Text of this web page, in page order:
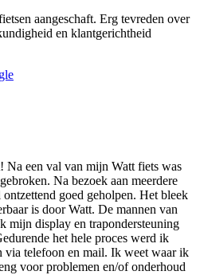
aangeschaft. Erg tevreden over
en klantgerichtheid
Na een val van mijn Watt fiets was
Na bezoek aan meerdere
goed geholpen. Het bleek
is door Watt. De mannen van
mijn display en trapondersteuning
het hele proces werd ik
via telefoon en mail. Ik weet waar ik
voor problemen en/of onderhoud